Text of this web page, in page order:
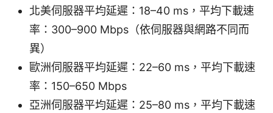
北美伺服器平均延遲：18–40 ms，平均下載速
率：300–900 Mbps（依伺服器與網路不同而
異）
歐洲伺服器平均延遲：22–60 ms，平均下載速
率：150–650 Mbps
亞洲伺服器平均延遲：25–80 ms，平均下載速